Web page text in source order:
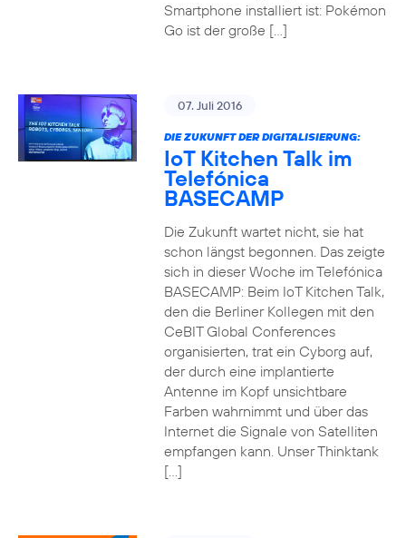
Smartphone installiert ist: Pokémon
Go ist der große […]
07. Juli 2016
DIE ZUKUNFT DER DIGITALISIERUNG:
IoT Kitchen Talk im
Telefónica
BASECAMP
Die Zukunft wartet nicht, sie hat
schon längst begonnen. Das zeigte
sich in dieser Woche im Telefónica
BASECAMP: Beim IoT Kitchen Talk,
den die Berliner Kollegen mit den
CeBIT Global Conferences
organisierten, trat ein Cyborg auf,
der durch eine implantierte
Antenne im Kopf unsichtbare
Farben wahrnimmt und über das
Internet die Signale von Satelliten
empfangen kann. Unser Thinktank
[…]